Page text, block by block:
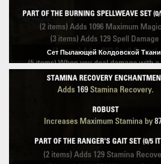
Сет Пылающей Колдовской Ткани